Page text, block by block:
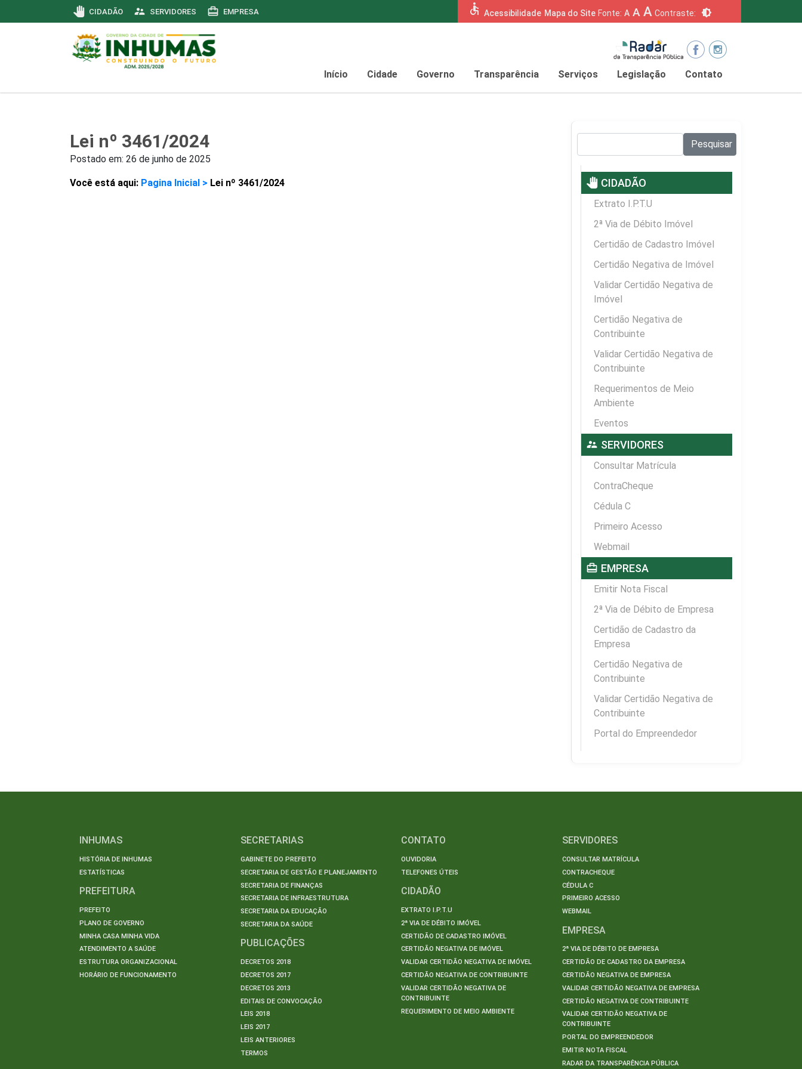
pan_tool CIDADÃO supervisor_account SERVIDORES card_travel EMPRESA accessible Acessibilidade Mapa do Site Fonte: A A A Contraste: brightness_6
Início Cidade Governo Transparência Serviços Legislação Contato
Lei nº 3461/2024
Postado em: 26 de junho de 2025
Você está aqui: Pagina Inicial > Lei nº 3461/2024
Pesquisar
pan_tool CIDADÃO
Extrato I.P.T.U
2ª Via de Débito Imóvel
Certidão de Cadastro Imóvel
Certidão Negativa de Imóvel
Validar Certidão Negativa de
Imóvel
Certidão Negativa de
Contribuinte
Validar Certidão Negativa de
Contribuinte
Requerimentos de Meio
Ambiente
Eventos
supervisor_account SERVIDORES
Consultar Matrícula
ContraCheque
Cédula C
Primeiro Acesso
Webmail
card_travel EMPRESA
Emitir Nota Fiscal
2ª Via de Débito de Empresa
Certidão de Cadastro da
Empresa
Certidão Negativa de
Contribuinte
Validar Certidão Negativa de
Contribuinte
Portal do Empreendedor
INHUMAS
HISTÓRIA DE INHUMAS
ESTATÍSTICAS
PREFEITURA
PREFEITO
PLANO DE GOVERNO
MINHA CASA MINHA VIDA
ATENDIMENTO A SAÚDE
ESTRUTURA ORGANIZACIONAL
HORÁRIO DE FUNCIONAMENTO
SECRETARIAS
GABINETE DO PREFEITO
SECRETARIA DE GESTÃO E PLANEJAMENTO
SECRETARIA DE FINANÇAS
SECRETARIA DE INFRAESTRUTURA
SECRETARIA DA EDUCAÇÃO
SECRETARIA DA SAÚDE
PUBLICAÇÕES
DECRETOS 2018
DECRETOS 2017
DECRETOS 2013
EDITAIS DE CONVOCAÇÃO
LEIS 2018
LEIS 2017
LEIS ANTERIORES
TERMOS
CONTATO
OUVIDORIA
TELEFONES ÚTEIS
CIDADÃO
EXTRATO I.P.T.U
2ª VIA DE DÉBITO IMÓVEL
CERTIDÃO DE CADASTRO IMÓVEL
CERTIDÃO NEGATIVA DE IMÓVEL
VALIDAR CERTIDÃO NEGATIVA DE IMÓVEL
CERTIDÃO NEGATIVA DE CONTRIBUINTE
VALIDAR CERTIDÃO NEGATIVA DE
CONTRIBUINTE
REQUERIMENTO DE MEIO AMBIENTE
SERVIDORES
CONSULTAR MATRÍCULA
CONTRACHEQUE
CÉDULA C
PRIMEIRO ACESSO
WEBMAIL
EMPRESA
2ª VIA DE DÉBITO DE EMPRESA
CERTIDÃO DE CADASTRO DA EMPRESA
CERTIDÃO NEGATIVA DE EMPRESA
VALIDAR CERTIDÃO NEGATIVA DE EMPRESA
CERTIDÃO NEGATIVA DE CONTRIBUINTE
VALIDAR CERTIDÃO NEGATIVA DE
CONTRIBUINTE
PORTAL DO EMPREENDEDOR
EMITIR NOTA FISCAL
RADAR DA TRANSPARÊNCIA PÚBLICA